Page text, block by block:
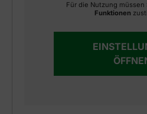
Für die Nutzung müssen
Funktionen